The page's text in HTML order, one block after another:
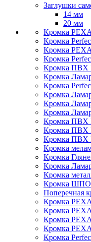
Заглушки
14 мм
20 мм
Кромка
Кромка
Кромка
Кромка
Кромка
Кромка
Кромка
Кромка
Кромка
Кромка
Кромка
Кромка
Кромка
Кромка
Кромка
Кромка
Кромка
Кромка
Поперечная
Кромка
Кромка
Кромка
Кромка
Кромка